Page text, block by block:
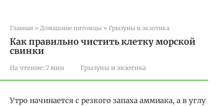
Главная » Домашние питомцы » Грызуны и экзотика
Как правильно чистить клетку морской
свинки
На чтение:7 мин Грызуны и экзотика
Утро начинается с резкого запаха аммиака, а в углу